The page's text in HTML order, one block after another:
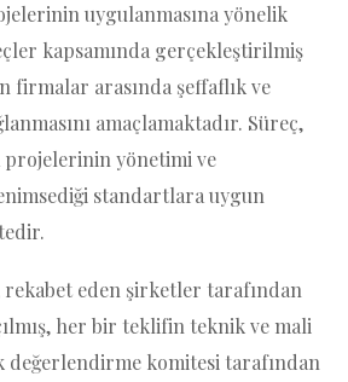
uygulanmasına yönelik
kapsamında gerçekleştirilmiş
firmalar arasında şeffaflık ve
amaçlamaktadır. Süreç,
projelerinin yönetimi ve
standartlara uygun
rekabet eden şirketler tarafından
her bir teklifin teknik ve mali
komitesi tarafından